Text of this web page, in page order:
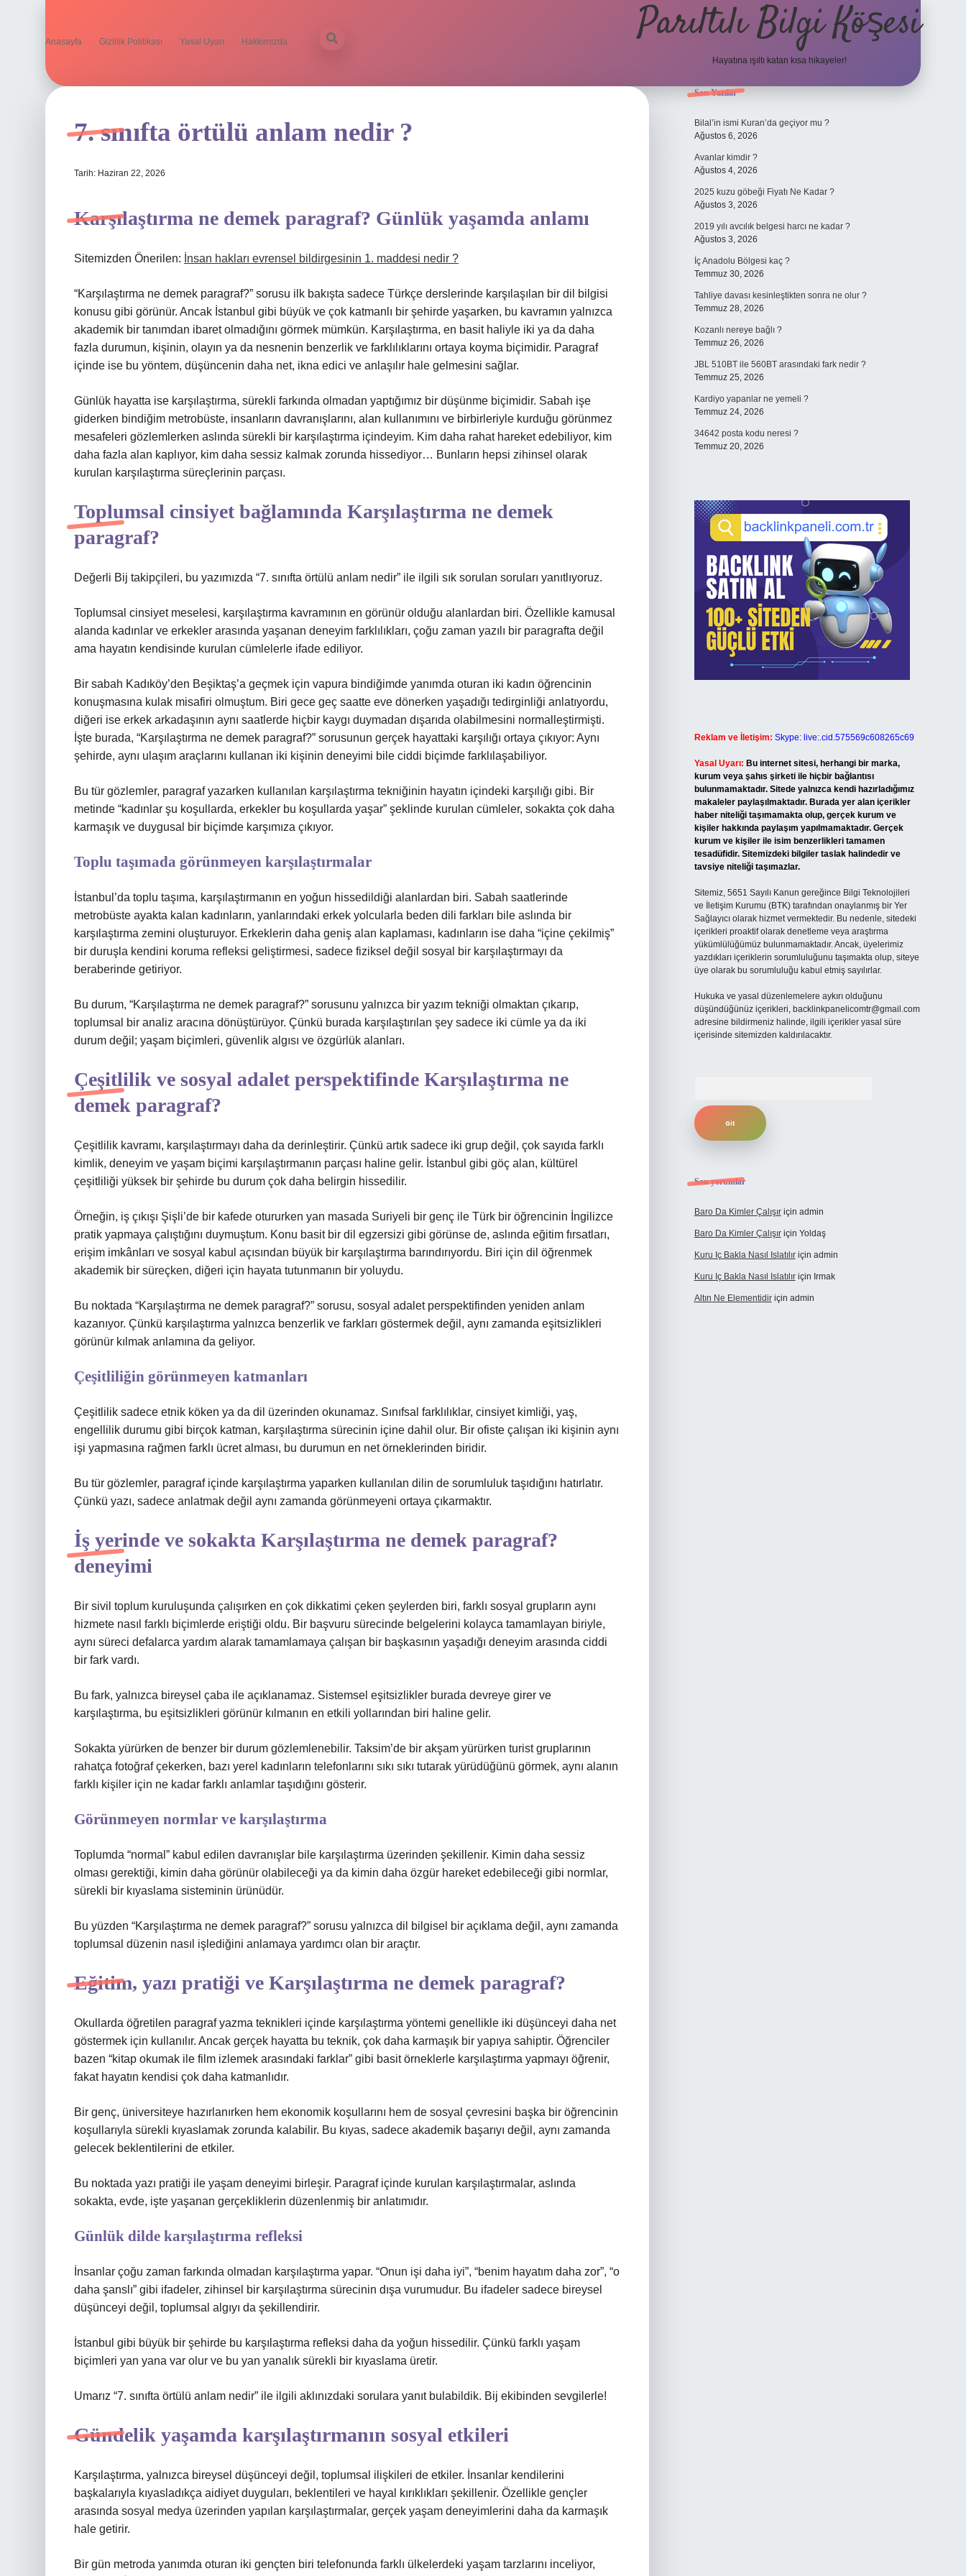
Anasayfa Gizlilik Politikası Yasal Uyarı Hakkımızda Parıltılı Bilgi Köşesi
Hayatına ışıltı katan kısa hikayeler!
7. sınıfta örtülü anlam nedir ?
Tarih: Haziran 22, 2026
Karşılaştırma ne demek paragraf? Günlük yaşamda anlamı
Sitemizden Önerilen: İnsan hakları evrensel bildirgesinin 1. maddesi nedir ?
“Karşılaştırma ne demek paragraf?” sorusu ilk bakışta sadece Türkçe derslerinde karşılaşılan bir dil bilgisi
konusu gibi görünür. Ancak İstanbul gibi büyük ve çok katmanlı bir şehirde yaşarken, bu kavramın yalnızca
akademik bir tanımdan ibaret olmadığını görmek mümkün. Karşılaştırma, en basit haliyle iki ya da daha
fazla durumun, kişinin, olayın ya da nesnenin benzerlik ve farklılıklarını ortaya koyma biçimidir. Paragraf
içinde ise bu yöntem, düşüncenin daha net, ikna edici ve anlaşılır hale gelmesini sağlar.
Günlük hayatta ise karşılaştırma, sürekli farkında olmadan yaptığımız bir düşünme biçimidir. Sabah işe
giderken bindiğim metrobüste, insanların davranışlarını, alan kullanımını ve birbirleriyle kurduğu görünmez
mesafeleri gözlemlerken aslında sürekli bir karşılaştırma içindeyim. Kim daha rahat hareket edebiliyor, kim
daha fazla alan kaplıyor, kim daha sessiz kalmak zorunda hissediyor… Bunların hepsi zihinsel olarak
kurulan karşılaştırma süreçlerinin parçası.
Toplumsal cinsiyet bağlamında Karşılaştırma ne demek
paragraf?
Değerli Bij takipçileri, bu yazımızda “7. sınıfta örtülü anlam nedir” ile ilgili sık sorulan soruları yanıtlıyoruz.
Toplumsal cinsiyet meselesi, karşılaştırma kavramının en görünür olduğu alanlardan biri. Özellikle kamusal
alanda kadınlar ve erkekler arasında yaşanan deneyim farklılıkları, çoğu zaman yazılı bir paragrafta değil
ama hayatın kendisinde kurulan cümlelerle ifade ediliyor.
Bir sabah Kadıköy’den Beşiktaş’a geçmek için vapura bindiğimde yanımda oturan iki kadın öğrencinin
konuşmasına kulak misafiri olmuştum. Biri gece geç saatte eve dönerken yaşadığı tedirginliği anlatıyordu,
diğeri ise erkek arkadaşının aynı saatlerde hiçbir kaygı duymadan dışarıda olabilmesini normalleştirmişti.
İşte burada, “Karşılaştırma ne demek paragraf?” sorusunun gerçek hayattaki karşılığı ortaya çıkıyor: Aynı
şehirde, aynı ulaşım araçlarını kullanan iki kişinin deneyimi bile ciddi biçimde farklılaşabiliyor.
Bu tür gözlemler, paragraf yazarken kullanılan karşılaştırma tekniğinin hayatın içindeki karşılığı gibi. Bir
metinde “kadınlar şu koşullarda, erkekler bu koşullarda yaşar” şeklinde kurulan cümleler, sokakta çok daha
karmaşık ve duygusal bir biçimde karşımıza çıkıyor.
Toplu taşımada görünmeyen karşılaştırmalar
İstanbul’da toplu taşıma, karşılaştırmanın en yoğun hissedildiği alanlardan biri. Sabah saatlerinde
metrobüste ayakta kalan kadınların, yanlarındaki erkek yolcularla beden dili farkları bile aslında bir
karşılaştırma zemini oluşturuyor. Erkeklerin daha geniş alan kaplaması, kadınların ise daha “içine çekilmiş”
bir duruşla kendini koruma refleksi geliştirmesi, sadece fiziksel değil sosyal bir karşılaştırmayı da
beraberinde getiriyor.
Bu durum, “Karşılaştırma ne demek paragraf?” sorusunu yalnızca bir yazım tekniği olmaktan çıkarıp,
toplumsal bir analiz aracına dönüştürüyor. Çünkü burada karşılaştırılan şey sadece iki cümle ya da iki
durum değil; yaşam biçimleri, güvenlik algısı ve özgürlük alanları.
Çeşitlilik ve sosyal adalet perspektifinde Karşılaştırma ne
demek paragraf?
Çeşitlilik kavramı, karşılaştırmayı daha da derinleştirir. Çünkü artık sadece iki grup değil, çok sayıda farklı
kimlik, deneyim ve yaşam biçimi karşılaştırmanın parçası haline gelir. İstanbul gibi göç alan, kültürel
çeşitliliği yüksek bir şehirde bu durum çok daha belirgin hissedilir.
Örneğin, iş çıkışı Şişli’de bir kafede otururken yan masada Suriyeli bir genç ile Türk bir öğrencinin İngilizce
pratik yapmaya çalıştığını duymuştum. Konu basit bir dil egzersizi gibi görünse de, aslında eğitim fırsatları,
erişim imkânları ve sosyal kabul açısından büyük bir karşılaştırma barındırıyordu. Biri için dil öğrenmek
akademik bir süreçken, diğeri için hayata tutunmanın bir yoluydu.
Bu noktada “Karşılaştırma ne demek paragraf?” sorusu, sosyal adalet perspektifinden yeniden anlam
kazanıyor. Çünkü karşılaştırma yalnızca benzerlik ve farkları göstermek değil, aynı zamanda eşitsizlikleri
görünür kılmak anlamına da geliyor.
Çeşitliliğin görünmeyen katmanları
Çeşitlilik sadece etnik köken ya da dil üzerinden okunamaz. Sınıfsal farklılıklar, cinsiyet kimliği, yaş,
engellilik durumu gibi birçok katman, karşılaştırma sürecinin içine dahil olur. Bir ofiste çalışan iki kişinin aynı
işi yapmasına rağmen farklı ücret alması, bu durumun en net örneklerinden biridir.
Bu tür gözlemler, paragraf içinde karşılaştırma yaparken kullanılan dilin de sorumluluk taşıdığını hatırlatır.
Çünkü yazı, sadece anlatmak değil aynı zamanda görünmeyeni ortaya çıkarmaktır.
İş yerinde ve sokakta Karşılaştırma ne demek paragraf?
deneyimi
Bir sivil toplum kuruluşunda çalışırken en çok dikkatimi çeken şeylerden biri, farklı sosyal grupların aynı
hizmete nasıl farklı biçimlerde eriştiği oldu. Bir başvuru sürecinde belgelerini kolayca tamamlayan biriyle,
aynı süreci defalarca yardım alarak tamamlamaya çalışan bir başkasının yaşadığı deneyim arasında ciddi
bir fark vardı.
Bu fark, yalnızca bireysel çaba ile açıklanamaz. Sistemsel eşitsizlikler burada devreye girer ve
karşılaştırma, bu eşitsizlikleri görünür kılmanın en etkili yollarından biri haline gelir.
Sokakta yürürken de benzer bir durum gözlemlenebilir. Taksim’de bir akşam yürürken turist gruplarının
rahatça fotoğraf çekerken, bazı yerel kadınların telefonlarını sıkı sıkı tutarak yürüdüğünü görmek, aynı alanın
farklı kişiler için ne kadar farklı anlamlar taşıdığını gösterir.
Görünmeyen normlar ve karşılaştırma
Toplumda “normal” kabul edilen davranışlar bile karşılaştırma üzerinden şekillenir. Kimin daha sessiz
olması gerektiği, kimin daha görünür olabileceği ya da kimin daha özgür hareket edebileceği gibi normlar,
sürekli bir kıyaslama sisteminin ürünüdür.
Bu yüzden “Karşılaştırma ne demek paragraf?” sorusu yalnızca dil bilgisel bir açıklama değil, aynı zamanda
toplumsal düzenin nasıl işlediğini anlamaya yardımcı olan bir araçtır.
Eğitim, yazı pratiği ve Karşılaştırma ne demek paragraf?
Okullarda öğretilen paragraf yazma teknikleri içinde karşılaştırma yöntemi genellikle iki düşünceyi daha net
göstermek için kullanılır. Ancak gerçek hayatta bu teknik, çok daha karmaşık bir yapıya sahiptir. Öğrenciler
bazen “kitap okumak ile film izlemek arasındaki farklar” gibi basit örneklerle karşılaştırma yapmayı öğrenir,
fakat hayatın kendisi çok daha katmanlıdır.
Bir genç, üniversiteye hazırlanırken hem ekonomik koşullarını hem de sosyal çevresini başka bir öğrencinin
koşullarıyla sürekli kıyaslamak zorunda kalabilir. Bu kıyas, sadece akademik başarıyı değil, aynı zamanda
gelecek beklentilerini de etkiler.
Bu noktada yazı pratiği ile yaşam deneyimi birleşir. Paragraf içinde kurulan karşılaştırmalar, aslında
sokakta, evde, işte yaşanan gerçekliklerin düzenlenmiş bir anlatımıdır.
Günlük dilde karşılaştırma refleksi
İnsanlar çoğu zaman farkında olmadan karşılaştırma yapar. “Onun işi daha iyi”, “benim hayatım daha zor”, “o
daha şanslı” gibi ifadeler, zihinsel bir karşılaştırma sürecinin dışa vurumudur. Bu ifadeler sadece bireysel
düşünceyi değil, toplumsal algıyı da şekillendirir.
İstanbul gibi büyük bir şehirde bu karşılaştırma refleksi daha da yoğun hissedilir. Çünkü farklı yaşam
biçimleri yan yana var olur ve bu yan yanalık sürekli bir kıyaslama üretir.
Umarız “7. sınıfta örtülü anlam nedir” ile ilgili aklınızdaki sorulara yanıt bulabildik. Bij ekibinden sevgilerle!
Gündelik yaşamda karşılaştırmanın sosyal etkileri
Karşılaştırma, yalnızca bireysel düşünceyi değil, toplumsal ilişkileri de etkiler. İnsanlar kendilerini
başkalarıyla kıyasladıkça aidiyet duyguları, beklentileri ve hayal kırıklıkları şekillenir. Özellikle gençler
arasında sosyal medya üzerinden yapılan karşılaştırmalar, gerçek yaşam deneyimlerini daha da karmaşık
hale getirir.
Bir gün metroda yanımda oturan iki gençten biri telefonunda farklı ülkelerdeki yaşam tarzlarını inceliyor,
Sidebar
Son Yazılar
Bilal’in ismi Kuran’da geçiyor mu ?
Ağustos 6, 2026
Avanlar kimdir ?
Ağustos 4, 2026
2025 kuzu göbeği Fiyatı Ne Kadar ?
Ağustos 3, 2026
2019 yılı avcılık belgesi harcı ne kadar ?
Ağustos 3, 2026
İç Anadolu Bölgesi kaç ?
Temmuz 30, 2026
Tahliye davası kesinleştikten sonra ne olur ?
Temmuz 28, 2026
Kozanlı nereye bağlı ?
Temmuz 26, 2026
JBL 510BT ile 560BT arasındaki fark nedir ?
Temmuz 25, 2026
Kardiyo yapanlar ne yemeli ?
Temmuz 24, 2026
34642 posta kodu neresi ?
Temmuz 20, 2026
Reklam ve İletişim: Skype: live:.cid.575569c608265c69
Yasal Uyarı: Bu internet sitesi, herhangi bir marka,
kurum veya şahıs şirketi ile hiçbir bağlantısı
bulunmamaktadır. Sitede yalnızca kendi hazırladığımız
makaleler paylaşılmaktadır. Burada yer alan içerikler
haber niteliği taşımamakta olup, gerçek kurum ve
kişiler hakkında paylaşım yapılmamaktadır. Gerçek
kurum ve kişiler ile isim benzerlikleri tamamen
tesadüfidir. Sitemizdeki bilgiler taslak halindedir ve
tavsiye niteliği taşımazlar.
Sitemiz, 5651 Sayılı Kanun gereğince Bilgi Teknolojileri
ve İletişim Kurumu (BTK) tarafından onaylanmış bir Yer
Sağlayıcı olarak hizmet vermektedir. Bu nedenle, sitedeki
içerikleri proaktif olarak denetleme veya araştırma
yükümlülüğümüz bulunmamaktadır. Ancak, üyelerimiz
yazdıkları içeriklerin sorumluluğunu taşımakta olup, siteye
üye olarak bu sorumluluğu kabul etmiş sayılırlar.
Hukuka ve yasal düzenlemelere aykırı olduğunu
düşündüğünüz içerikleri, backlinkpanelicomtr@gmail.com
adresine bildirmeniz halinde, ilgili içerikler yasal süre
içerisinde sitemizden kaldırılacaktır.
Son yorumlar
Baro Da Kimler Çalışıriçin admin
Baro Da Kimler Çalışıriçin Yoldaş
Kuru Iç Bakla Nasıl Islatılıriçin admin
Kuru Iç Bakla Nasıl Islatılıriçin Irmak
Altın Ne Elementidiriçin admin